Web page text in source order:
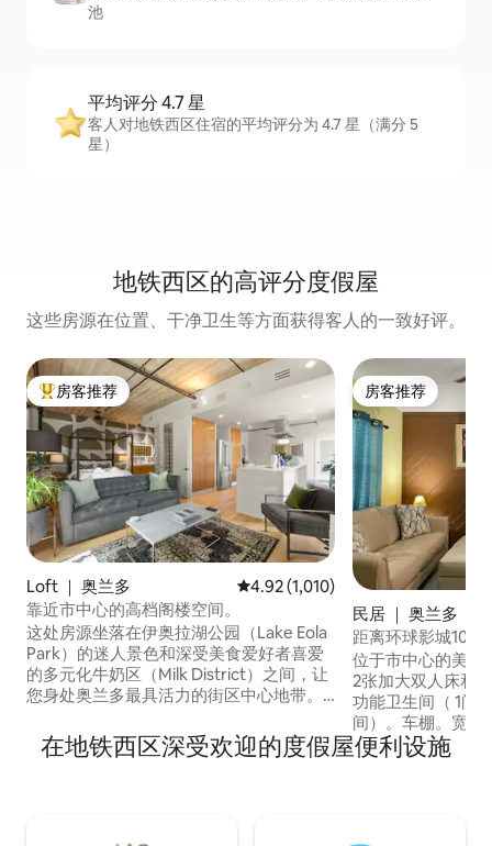
池
平均评分 4.7 星
客人对地铁西区住宿的平均评分为 4.7 星（满分 5
星）
地铁西区的高评分度假屋
这些房源在位置、干净卫生等方面获得客人的一致好评。
热门「房客推荐」
房客推荐
Loft ｜ 奥兰多 平均评分 4.92 分（满分 5 分），
4.92 (1,010)
靠近市中心的高档阁楼空间。
这处房源坐落在伊奥拉湖公园（Lake Eola
Park）的迷人景色和深受美食爱好者喜爱
的多元化牛奶区（Milk District）之间，让
您身处奥兰多最具活力的街区中心地带。
放式布局，配有落地窗户，自然光线充
足。 当您准备好外出探索时，这里距离冬
房客推荐
房客推荐
民居 ｜ 奥兰多
距离环球影城10
位于市中心的美丽
2张加大双人床和1
功能卫生间（ 1间
间）。车棚。宽敞
用！客厅很舒适，
和躺椅。厨房设施
在地铁西区深受欢迎的度假屋便利设施